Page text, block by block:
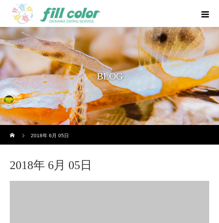
BLOG
2018年 6月 05日
2018年 6月 05日